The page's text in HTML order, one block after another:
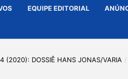
EQUIPE EDITORIAL
(2020): DOSSIÊ HANS JONAS/VARIA /